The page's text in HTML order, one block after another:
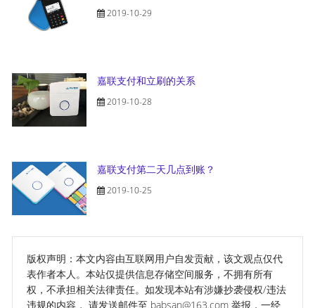
2019-10-29
嘉联支付和立刷的关系
2019-10-28
嘉联支付第二天几点到账？
2019-10-25
版权声明：本文内容由互联网用户自发贡献，该文观点仅代
表作者本人。本站仅提供信息存储空间服务，不拥有所有
权，不承担相关法律责任。如发现本站有涉嫌抄袭侵权/违法
违规的内容， 请发送邮件至 babsan@163.com 举报，一经